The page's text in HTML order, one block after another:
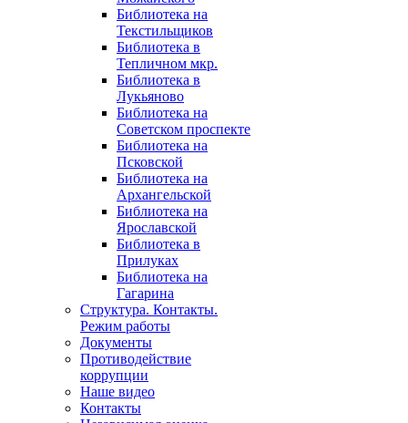
Библиотека на
Текстильщиков
Библиотека в
Тепличном мкр.
Библиотека в
Лукьяново
Библиотека на
Советском проспекте
Библиотека на
Псковской
Библиотека на
Архангельской
Библиотека на
Ярославской
Библиотека в
Прилуках
Библиотека на
Гагарина
Структура. Контакты.
Режим работы
Документы
Противодействие
коррупции
Наше видео
Контакты